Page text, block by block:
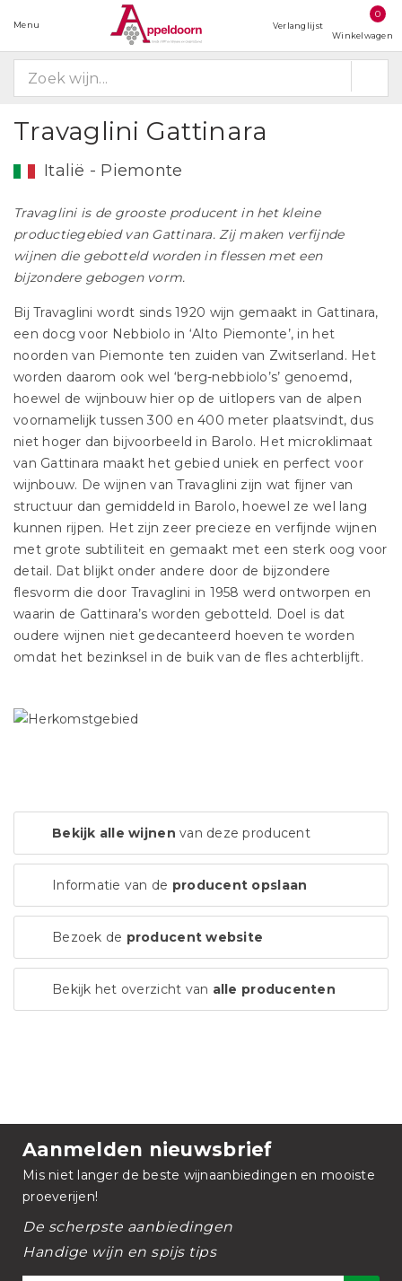
Menu Verlanglijst
0
Winkelwagen
Travaglini Gattinara
Italië - Piemonte
Travaglini is de grooste producent in het kleine
productiegebied van Gattinara. Zij maken verfijnde
wijnen die gebotteld worden in flessen met een
bijzondere gebogen vorm.
Bij Travaglini wordt sinds 1920 wijn gemaakt in Gattinara,
een docg voor Nebbiolo in ‘Alto Piemonte’, in het
noorden van Piemonte ten zuiden van Zwitserland. Het
worden daarom ook wel ‘berg-nebbiolo’s’ genoemd,
hoewel de wijnbouw hier op de uitlopers van de alpen
voornamelijk tussen 300 en 400 meter plaatsvindt, dus
niet hoger dan bijvoorbeeld in Barolo. Het microklimaat
van Gattinara maakt het gebied uniek en perfect voor
wijnbouw. De wijnen van Travaglini zijn wat fijner van
structuur dan gemiddeld in Barolo, hoewel ze wel lang
kunnen rijpen. Het zijn zeer precieze en verfijnde wijnen
met grote subtiliteit en gemaakt met een sterk oog voor
detail. Dat blijkt onder andere door de bijzondere
flesvorm die door Travaglini in 1958 werd ontworpen en
waarin de Gattinara’s worden gebotteld. Doel is dat
oudere wijnen niet gedecanteerd hoeven te worden
omdat het bezinksel in de buik van de fles achterblijft.
Bekijk alle wijnen van deze producent
Informatie van de producent opslaan
Bezoek de producent website
Bekijk het overzicht van alle producenten
Aanmelden nieuwsbrief
Mis niet langer de beste wijnaanbiedingen en mooiste
proeverijen!
De scherpste aanbiedingen
Handige wijn en spijs tips